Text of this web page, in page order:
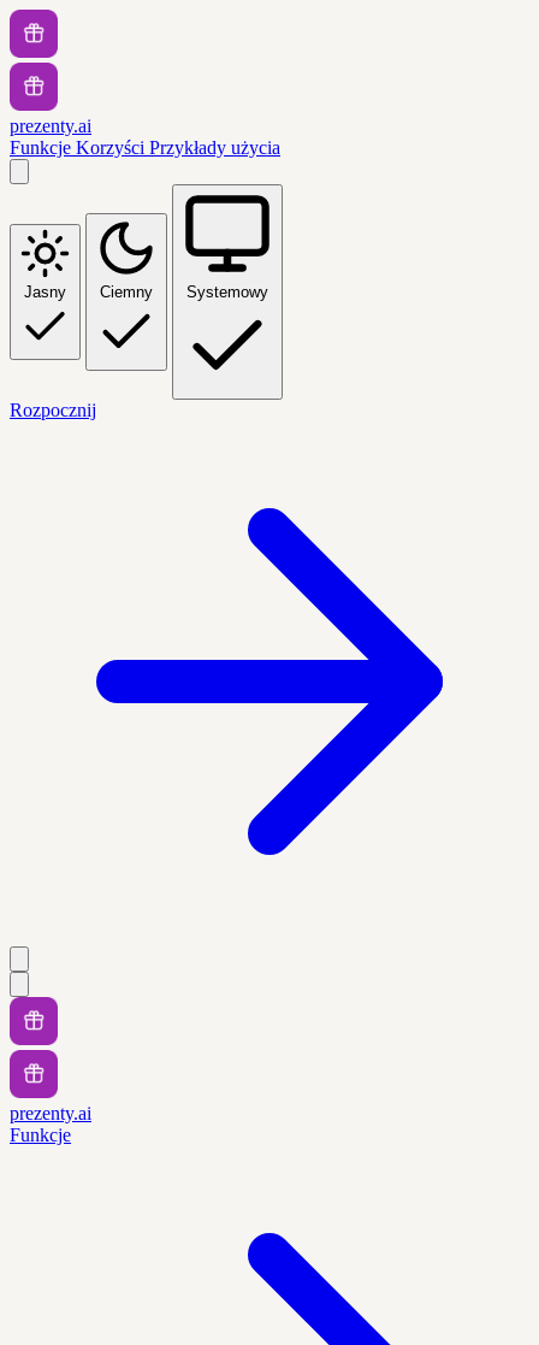
prezenty.ai
Funkcje Korzyści Przykłady użycia
Jasny Ciemny Systemowy
Rozpocznij
prezenty.ai
Funkcje